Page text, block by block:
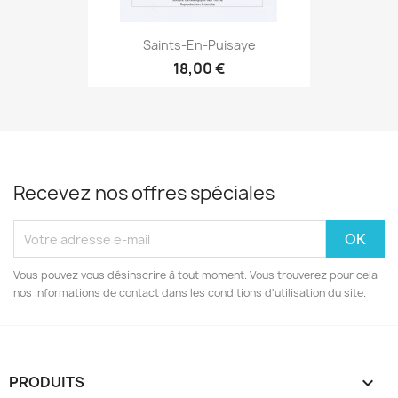
Saints-En-Puisaye
18,00 €
Recevez nos offres spéciales
Vous pouvez vous désinscrire à tout moment. Vous trouverez pour cela
nos informations de contact dans les conditions d'utilisation du site.
PRODUITS 